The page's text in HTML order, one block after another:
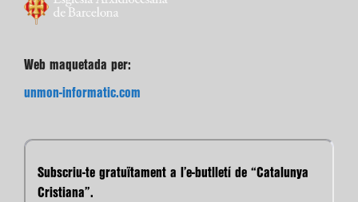
Web maquetada per:
unmon-informatic.com
Subscriu-te gratuïtament a l’e-butlletí de “Catalunya
Cristiana”.